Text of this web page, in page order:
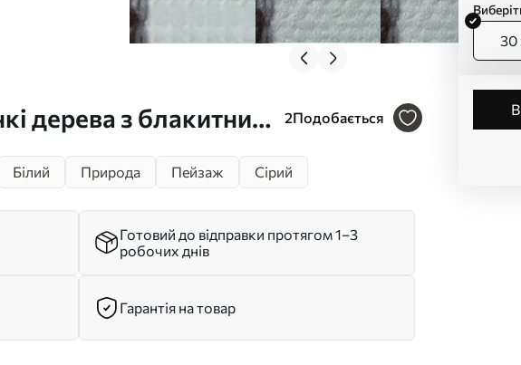
дерева з блакитним
олійного живопису
2Подобається
30
Білий Природа Пейзаж Сірий
Готовий до відправки протягом 1–3
робочих днів
Гарантія на товар